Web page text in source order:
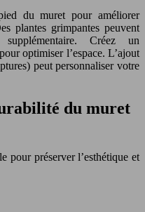
du muret pour améliorer
plantes grimpantes peuvent
Créez un
optimiser l’espace. L’ajout
peut personnaliser votre
du muret
pour préserver l’esthétique et